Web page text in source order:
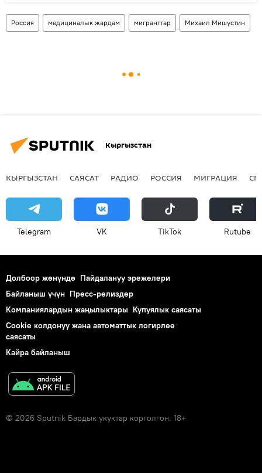
Россия медициналык жардам мигранттар Михаил Мишустин
Кыргызстан
КЫРГЫЗСТАН САЯСАТ РАДИО РОССИЯ МИГРАЦИЯ
Telegram VK ТikТоk Rutube
Долбоор жөнүндө Пайдалануу эрежелери
Байланыш үчүн Пресс-релиздер
Компаниялардын жаңылыктары Купуялык саясаты
Cookie колдонуу жана автоматтык логирлөө
саясаты
Кайра байланыш
© 2026 Sputnik Бардык укуктар корголгон. 18+